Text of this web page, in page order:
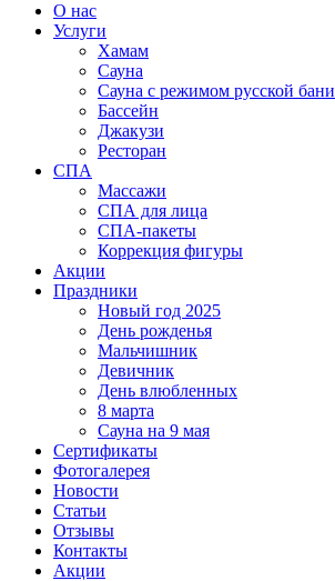
О нас
Услуги
Хамам
Сауна
Сауна с режимом русской бани
Бассейн
Джакузи
Ресторан
СПА
Массажи
СПА для лица
СПА-пакеты
Коррекция фигуры
Акции
Праздники
Новый год 2025
День рожденья
Мальчишник
Девичник
День влюбленных
8 марта
Сауна на 9 мая
Сертификаты
Фотогалерея
Новости
Статьи
Отзывы
Контакты
Акции